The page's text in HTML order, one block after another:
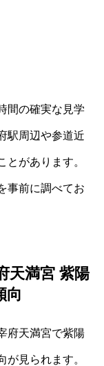
間の確実な見学
駅周辺や参道近
があります。
事前に調べてお
天満宮 紫陽
向
府天満宮で紫陽
見られます。